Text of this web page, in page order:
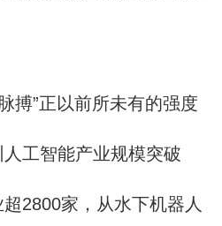
搏”正以前所未有的强度
工智能产业规模突破
2800家，从水下机器人